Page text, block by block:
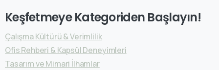
Keşfetmeye Kategoriden Başlayın!
Çalışma Kültürü & Verimlilik
Ofis Rehberi & Kapsül Deneyimleri
Tasarım ve Mimari İlhamlar